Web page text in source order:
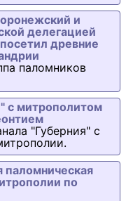
и
делегацией
древние
паломников
с митрополитом
"Губерния" с
паломническая
по